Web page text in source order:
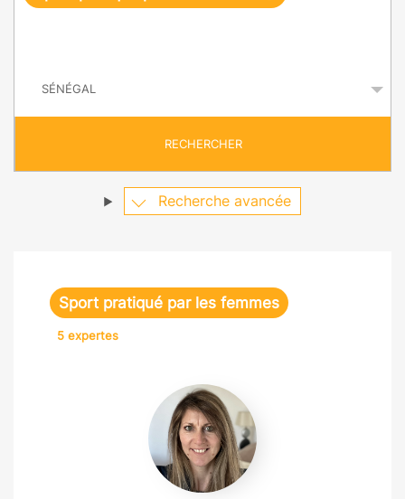
ê
e
RECHERCHER
Recherche avancée
Sport pratiqué par les femmes
5 expertes
Eva
Serrano